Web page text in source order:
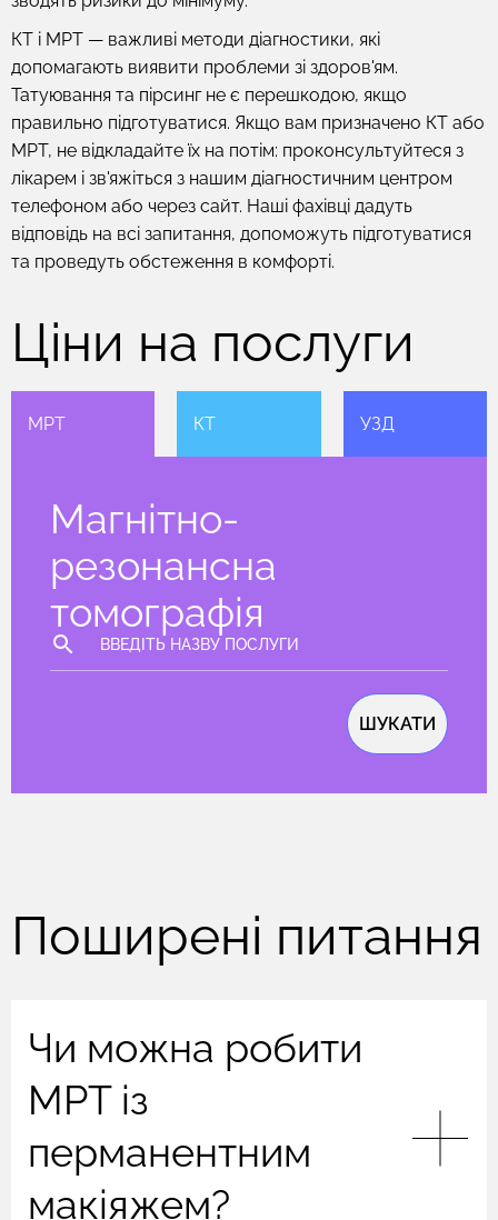
КТ і МРТ — важливі методи діагностики, які
допомагають виявити проблеми зі здоров'ям.
Татуювання та пірсинг не є перешкодою, якщо
правильно підготуватися. Якщо вам призначено КТ або
МРТ, не відкладайте їх на потім: проконсультуйтеся з
лікарем і зв'яжіться з нашим діагностичним центром
телефоном або через сайт. Наші фахівці дадуть
відповідь на всі запитання, допоможуть підготуватися
та проведуть обстеження в комфорті.
Ціни на послуги
МРТ КТ УЗД
Магнітно-
резонансна
томографія
ШУКАТИ
Поширені питання
Чи можна робити
МРТ із
перманентним
макіяжем?